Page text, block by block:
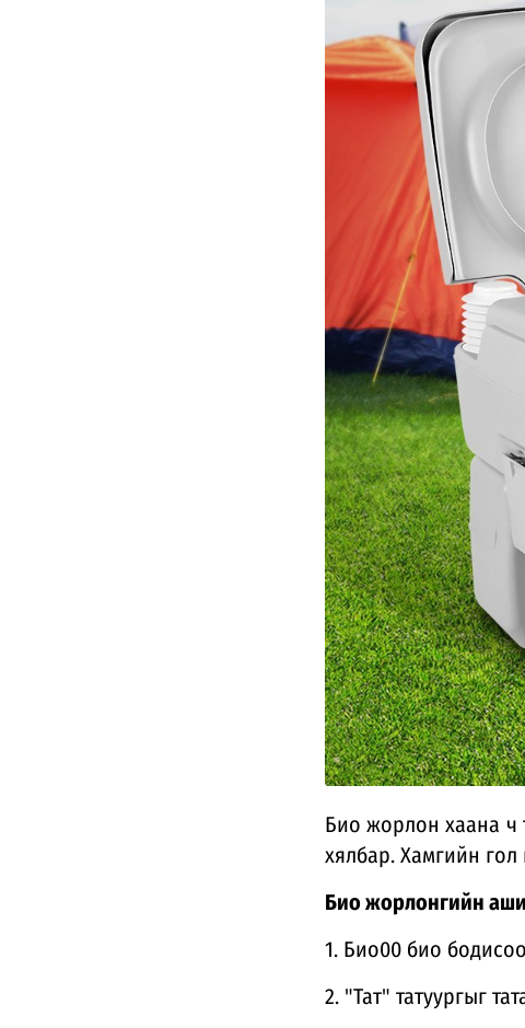
Био жорлон хаана ч
хялбар. Хамгийн гол
Био жорлонгийн
1. Био00 био
2. "Тат" татуургыг